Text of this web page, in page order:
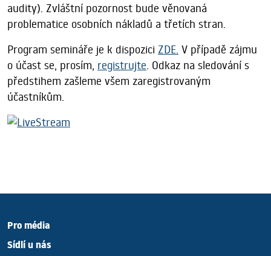
audity). Zvláštní pozornost bude věnovaná
problematice osobních nákladů a třetích stran.
Program semináře je k dispozici ZDE. V případě zájmu
o účast se, prosím, registrujte . Odkaz na sledování s
předstihem zašleme všem zaregistrovaným
účastníkům.
Pro média
Sídlí u nás